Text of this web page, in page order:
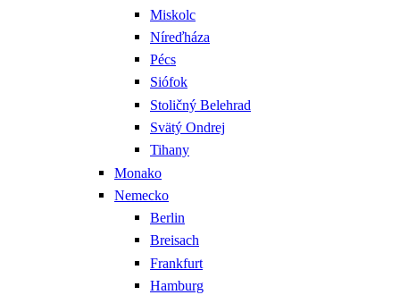
Miskolc
Níreďháza
Pécs
Siófok
Stoličný Belehrad
Svätý Ondrej
Tihany
Monako
Nemecko
Berlin
Breisach
Frankfurt
Hamburg